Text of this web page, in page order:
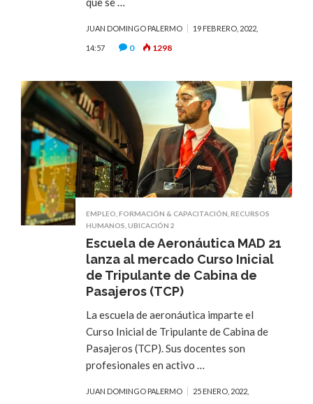
JUAN DOMINGO PALERMO 19 FEBRERO, 2022,
14:57 0 1298
EMPLEO FORMACIÓN & CAPACITACIÓN RECURSOS
HUMANOS UBICACIÓN 2
Escuela de Aeronáutica MAD 21
lanza al mercado Curso Inicial
de Tripulante de Cabina de
Pasajeros (TCP)
La escuela de aeronáutica imparte el
Curso Inicial de Tripulante de Cabina de
Pasajeros (TCP). Sus docentes son
profesionales en activo …
JUAN DOMINGO PALERMO 25 ENERO, 2022,